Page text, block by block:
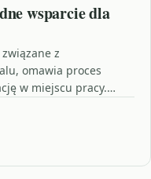
wsparcie dla
z
omawia proces
w miejscu pracy.